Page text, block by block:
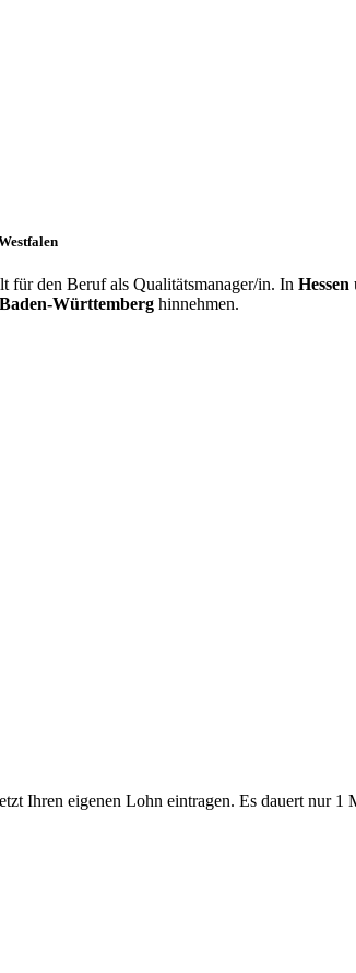
für den Beruf als Qualitätsmanager/in. In Hessen
Baden-Württemberg hinnehmen.
Ihren eigenen Lohn eintragen. Es dauert nur 1